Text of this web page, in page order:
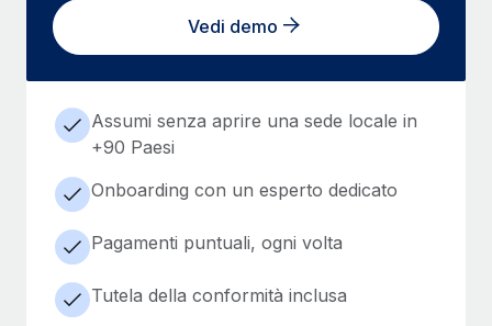
Vedi demo
Assumi senza aprire una sede locale in
+90 Paesi
Onboarding con un esperto dedicato
Pagamenti puntuali, ogni volta
Tutela della conformità inclusa